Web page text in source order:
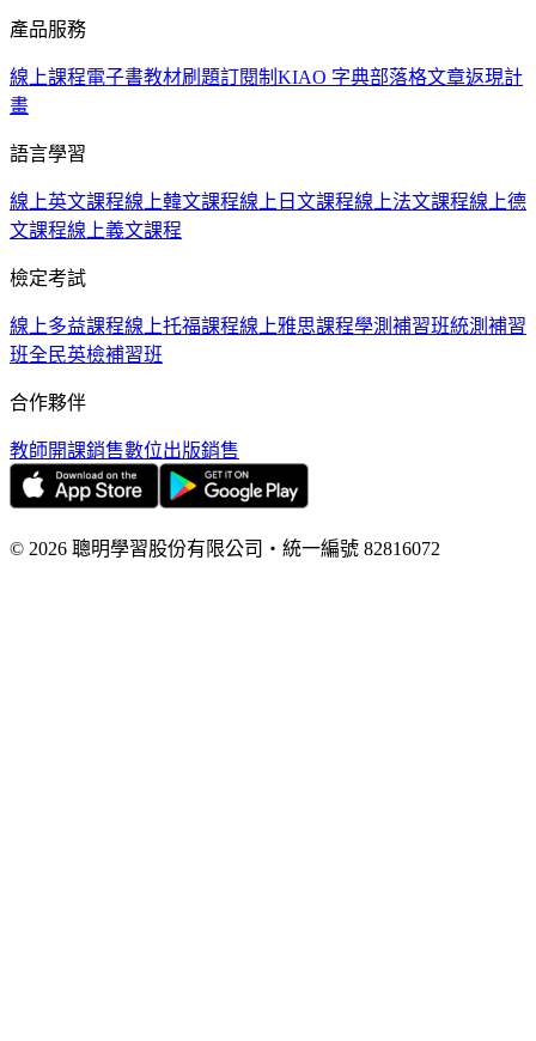
產品服務
線上課程電子書教材刷題訂閱制 KIAO 字典部落格文章返現計
畫
語言學習
線上英文課程線上韓文課程線上日文課程線上法文課程線上德
文課程線上義文課程
檢定考試
線上多益課程線上托福課程線上雅思課程學測補習班統測補習
班全民英檢補習班
合作夥伴
教師開課銷售數位出版銷售
© 2026 聰明學習股份有限公司 ・ 統一編號 82816072